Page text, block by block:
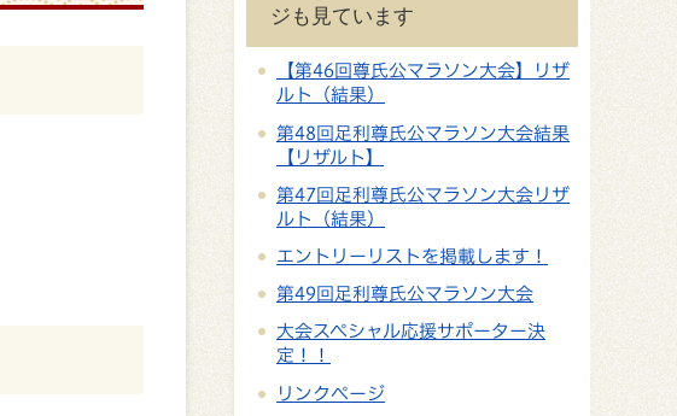
ジも見ています
【第46回尊氏公マラソン大会】リザ
ルト（結果）
第48回足利尊氏公マラソン大会結果
【リザルト】
第47回足利尊氏公マラソン大会リザ
ルト（結果）
エントリーリストを掲載します！
第49回足利尊氏公マラソン大会
大会スペシャル応援サポーター決
定！！
リンクページ